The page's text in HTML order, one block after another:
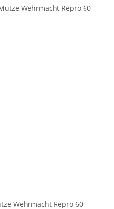
Wehrmacht Repro 60